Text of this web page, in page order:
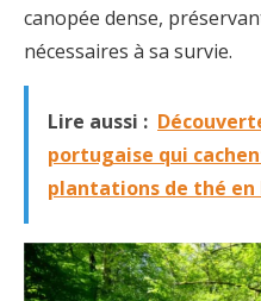
canopée dense,
nécessaires à sa survie.
Lire aussi :
portugaise qui
plantations de thé en